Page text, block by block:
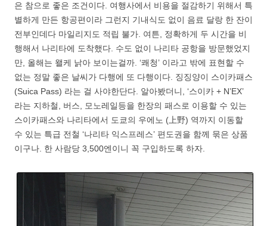
은 참으로 좋은 조건이다. 여행사에서 비용을 절감하기 위해서 특
별하게 만든 항공편이라 그런지 기내식도 없이 음료 달랑 한 잔이
전부인데다 마일리지도 적립 불가. 여튼, 정확하게 두 시간을 비
행해서 나리타에 도착했다. 수도 없이 나리타 공항을 방문했었지
만, 올해는 왤케 낡아 보이는걸까. ‘쾌청’ 이라고 밖에 표현할 수
없는 정말 좋은 날씨가 다행에 또 다행이다. 징징양이 스이카패스
(Suica Pass) 라는 걸 사야한단다. 알아봤더니, ‘스이카 + N’EX’
라는 지하철, 버스, 모노레일등을 한장의 패스로 이용할 수 있는
스이카패스와 나리타에서 도쿄의 우에노 (上野) 역까지 이동할
수 있는 특급 전철 ‘나리타 익스프레스’ 편도권을 함께 묶은 상품
이구나. 한 사람당 3,500엔이니 꼭 구입하도록 하자.